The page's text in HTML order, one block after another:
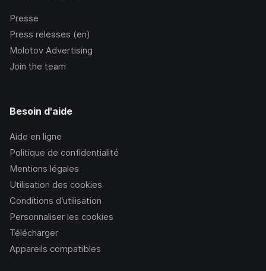
Presse
Press releases (en)
Molotov Advertising
Join the team
Besoin d'aide
Aide en ligne
Politique de confidentialité
Mentions légales
Utilisation des cookies
Conditions d’utilisation
Personnaliser les cookies
Télécharger
Appareils compatibles